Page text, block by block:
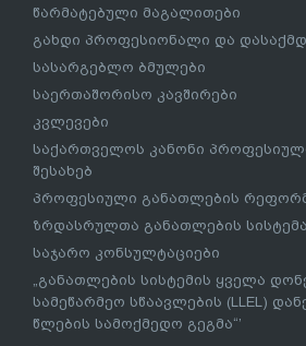
წარმატებული მაგალითები
გახდი პროფესიონალი და
სასარგებლო ბმულები
საერთაშორისო კავშირები
კვლევები
საქართველოს კანონი
შესახებ
პროფესიული განათლების
ზრდასრულთა განათლების სისტემა
საჯარო კონსულტაციები
„განათლების სისტემის ყველა
სამეწარმეო სწაავლების (LLEL)
წლების სამოქმედო გეგმა“’